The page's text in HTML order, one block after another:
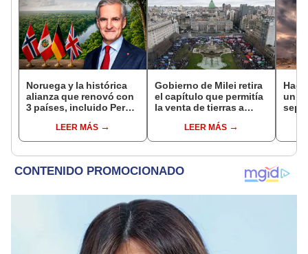
Noruega y la histórica
alianza que renovó con
3 países, incluido Perú,
deforestación de la
Amazonía al 2030
LEER MÁS
Gobierno de Milei retira
el capítulo que permitía
la venta de tierras a
rechazo social
LEER MÁS
un